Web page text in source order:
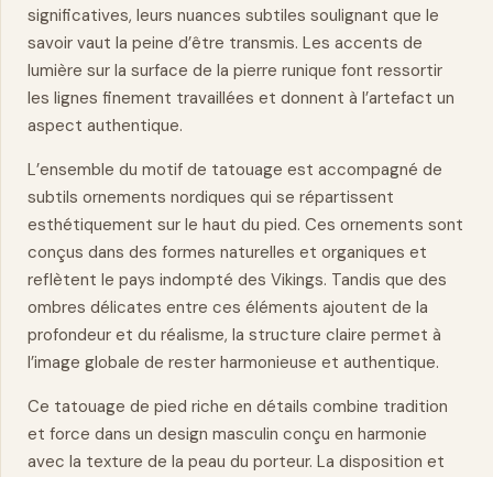
significatives, leurs nuances subtiles soulignant que le
savoir vaut la peine d’être transmis. Les accents de
lumière sur la surface de la pierre runique font ressortir
les lignes finement travaillées et donnent à l’artefact un
aspect authentique.
L’ensemble du motif de tatouage est accompagné de
subtils ornements nordiques qui se répartissent
esthétiquement sur le haut du pied. Ces ornements sont
conçus dans des formes naturelles et organiques et
reflètent le pays indompté des Vikings. Tandis que des
ombres délicates entre ces éléments ajoutent de la
profondeur et du réalisme, la structure claire permet à
l’image globale de rester harmonieuse et authentique.
Ce tatouage de pied riche en détails combine tradition
et force dans un design masculin conçu en harmonie
avec la texture de la peau du porteur. La disposition et